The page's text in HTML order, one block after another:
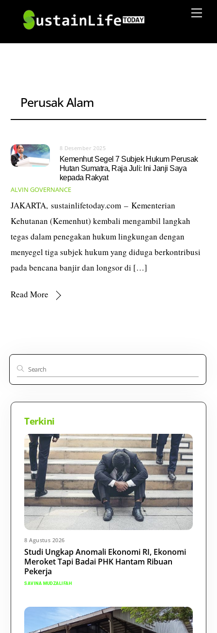
content
Perusak Alam
8 Desember 2025
Kemenhut Segel 7 Subjek Hukum Perusak
Hutan Sumatra, Raja Juli: Ini Janji Saya
kepada Rakyat
ALVIN GOVERNANCE
JAKARTA, sustainlifetoday.com – Kementerian
Kehutanan (Kemenhut) kembali mengambil langkah
tegas dalam penegakan hukum lingkungan dengan
menyegel tiga subjek hukum yang diduga berkontribusi
pada bencana banjir dan longsor di […]
Read More
Terkini
8 Agustus 2026
Studi Ungkap Anomali Ekonomi RI, Ekonomi
Meroket Tapi Badai PHK Hantam Ribuan
Pekerja
SAVINA MUDZALIFAH